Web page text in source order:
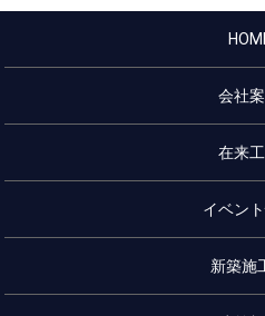
会社
在来
イベン
新築施